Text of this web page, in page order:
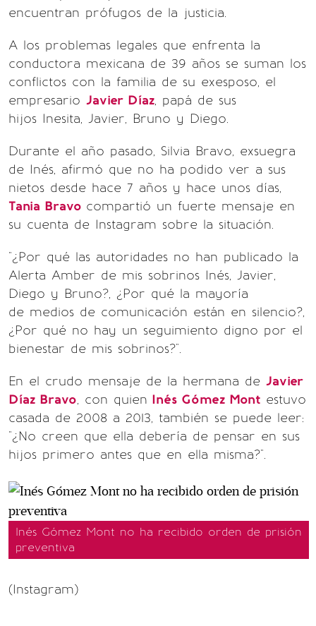
encuentran prófugos de la justicia.
A los problemas legales que enfrenta la
conductora mexicana de 39 años se suman los
conflictos con la familia de su exesposo, el
empresario Javier Díaz, papá de sus
hijos Inesita, Javier, Bruno y Diego.
Durante el año pasado, Silvia Bravo, exsuegra
de Inés, afirmó que no ha podido ver a sus
nietos desde hace 7 años y hace unos días,
Tania Bravo compartió un fuerte mensaje en
su cuenta de Instagram sobre la situación.
"¿Por qué las autoridades no han publicado la
Alerta Amber de mis sobrinos Inés, Javier,
Diego y Bruno?, ¿Por qué la mayoría
de medios de comunicación están en silencio?,
¿Por qué no hay un seguimiento digno por el
bienestar de mis sobrinos?".
En el crudo mensaje de la hermana de Javier
Díaz Bravo, con quien Inés Gómez Mont estuvo
casada de 2008 a 2013, también se puede leer:
"¿No creen que ella debería de pensar en sus
hijos primero antes que en ella misma?".
Inés Gómez Mont no ha recibido orden de prisión
preventiva
(Instagram)